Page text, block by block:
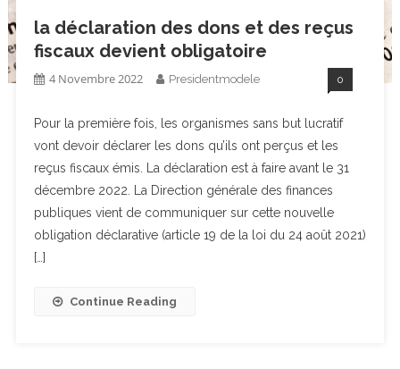
la déclaration des dons et des reçus
fiscaux devient obligatoire
4 Novembre 2022 Presidentmodele 0
Pour la première fois, les organismes sans but lucratif
vont devoir déclarer les dons qu’ils ont perçus et les
reçus fiscaux émis. La déclaration est à faire avant le 31
décembre 2022. La Direction générale des finances
publiques vient de communiquer sur cette nouvelle
obligation déclarative (article 19 de la loi du 24 août 2021)
[…]
Continue Reading